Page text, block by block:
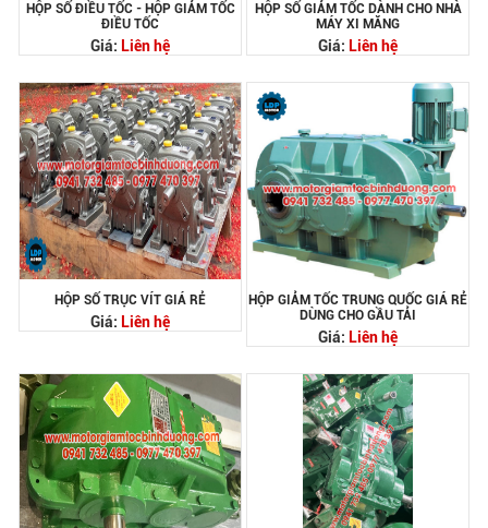
HỘP SỐ ĐIỀU TỐC - HỘP GIẢM TỐC
ĐIỀU TỐC
Giá: Liên hệ
HỘP SỐ GIẢM TỐC DÀNH CHO NHÀ
MÁY XI MĂNG
Giá: Liên hệ
HỘP SỐ TRỤC VÍT GIÁ RẺ
Giá: Liên hệ
HỘP GIẢM TỐC TRUNG QUỐC GIÁ RẺ
DÙNG CHO GẦU TẢI
Giá: Liên hệ